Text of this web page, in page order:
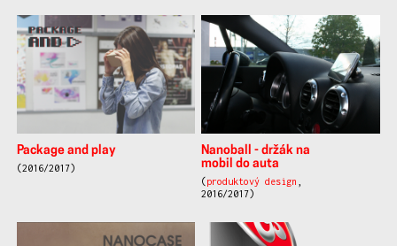
Package and play
(2016/2017)
Nanoball - držák na
mobil do auta
(produktový design
2016/2017)